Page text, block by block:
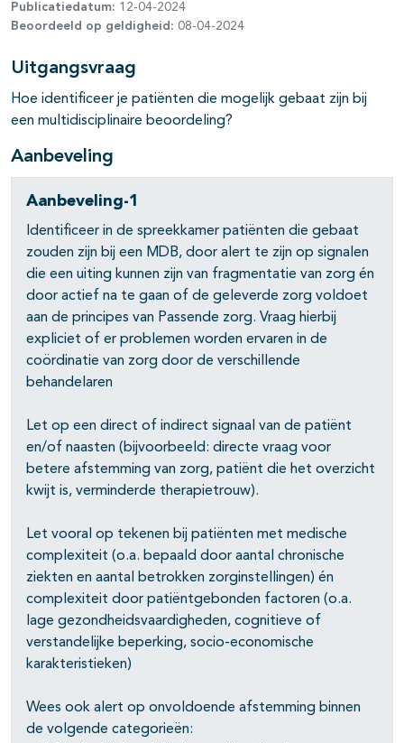
Publicatiedatum: 12-04-2024
Beoordeeld op geldigheid: 08-04-2024
Uitgangsvraag
Hoe identificeer je patiënten die mogelijk gebaat zijn bij
een multidisciplinaire beoordeling?
Aanbeveling
Aanbeveling-1
Identificeer in de spreekkamer patiënten die gebaat
zouden zijn bij een MDB, door alert te zijn op signalen
die een uiting kunnen zijn van fragmentatie van zorg én
door actief na te gaan of de geleverde zorg voldoet
aan de principes van Passende zorg. Vraag hierbij
expliciet of er problemen worden ervaren in de
coördinatie van zorg door de verschillende
behandelaren
Let op een direct of indirect signaal van de patiënt
en/of naasten (bijvoorbeeld: directe vraag voor
betere afstemming van zorg, patiënt die het overzicht
kwijt is, verminderde therapietrouw).
Let vooral op tekenen bij patiënten met medische
complexiteit (o.a. bepaald door aantal chronische
ziekten en aantal betrokken zorginstellingen) én
complexiteit door patiëntgebonden factoren (o.a.
lage gezondheidsvaardigheden, cognitieve of
verstandelijke beperking, socio-economische
karakteristieken)
Wees ook alert op onvoldoende afstemming binnen
de volgende categorieën: